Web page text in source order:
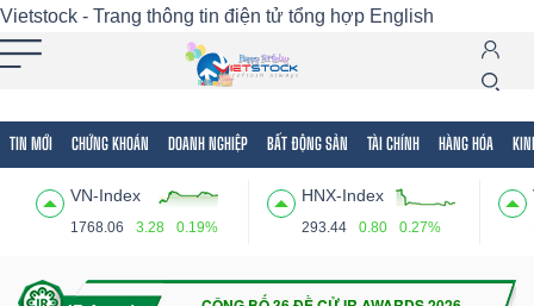
Vietstock - Trang thông tin điện tử tổng hợp English
TIN MỚI CHỨNG KHOÁN DOANH NGHIỆP BẤT ĐỘNG SẢN TÀI CHÍNH HÀNG HÓA
VN-Index
1768.06 3.28 0.19%
HNX-Index
293.44 0.80 0.27%
Tất cả Tính năng Ngành Mã chứng khoán
Tính
(-)